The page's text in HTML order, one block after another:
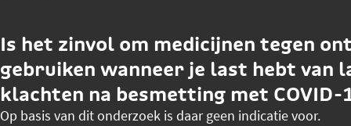
Is het zinvol om medicijnen tegen
gebruiken wanneer je last hebt van
klachten na besmetting met COVID-
Op basis van dit onderzoek is daar geen indicatie voor.